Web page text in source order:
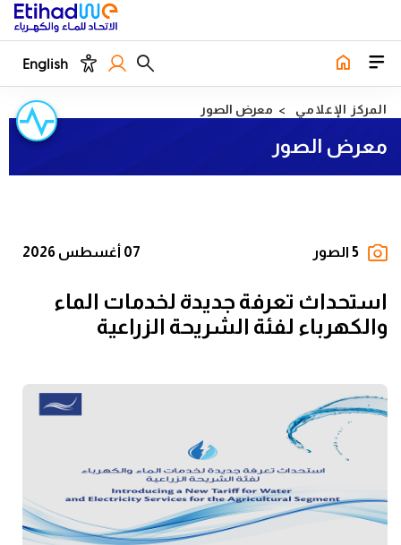
English
المركز الإعلامي معرض الصور
معرض الصور
5 الصور 07 أغسطس 2026
استحداث تعرفة جديدة لخدمات الماء
والكهرباء لفئة الشريحة الزراعية